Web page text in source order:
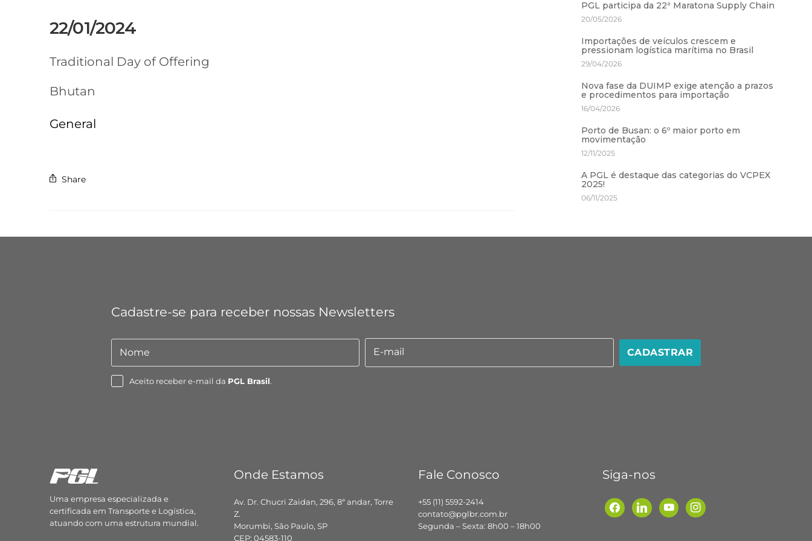
22/01/2024
Traditional Day of Offering
Bhutan
General
Share
PGL participa da 22ª Maratona Supply Chain
20/05/2026
Importações de veículos crescem e
pressionam logística marítima no Brasil
29/04/2026
Nova fase da DUIMP exige atenção a prazos
e procedimentos para importação
16/04/2026
Porto de Busan: o 6º maior porto em
movimentação
12/11/2025
A PGL é destaque das categorias do VCPEX
2025!
06/11/2025
Cadastre-se para receber nossas Newsletters
Nome
Nome
mail
E-mail CADASTRAR
Aceito receber e-mail da PGL Brasil.
Uma empresa especializada e
certificada em Transporte e Logística,
atuando com uma estrutura mundial.
Onde Estamos
Av. Dr. Chucri Zaidan, 296, 8ª andar, Torre
Z.
Morumbi, São Paulo, SP
CEP: 04583-110
Fale Conosco
+55 (11) 5592-2414
contato@pglbr.com.br
Segunda – Sexta: 8h00 – 18h00
Siga-nos